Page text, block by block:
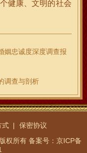
健康、文明的社会
姻忠诚度深度调查报
调查与剖析
式
保密协议
权所有 备案号：京ICP备